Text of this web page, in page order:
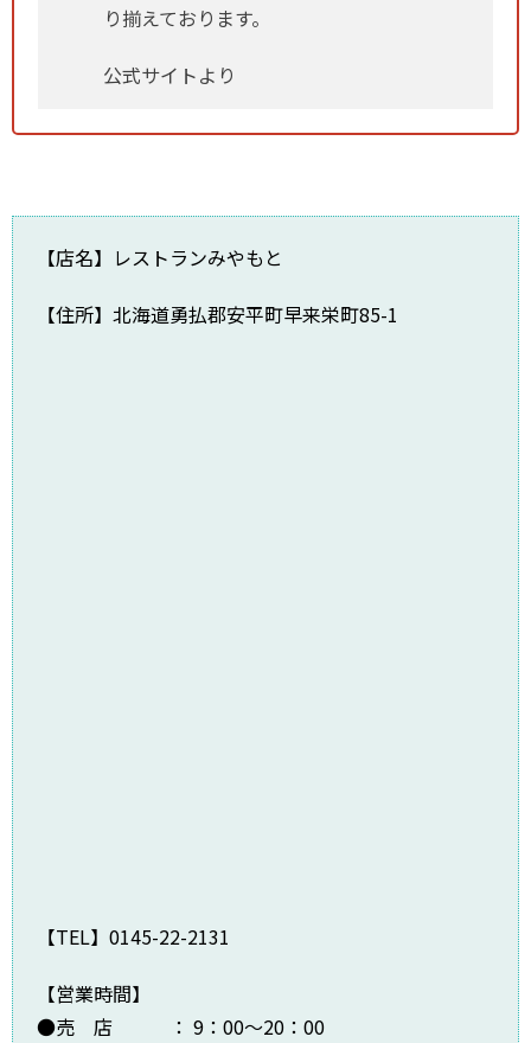
り揃えております。
公式サイトより
【店名】レストランみやもと
【住所】北海道勇払郡安平町早来栄町85-1
【TEL】0145-22-2131
【営業時間】
●売 店 ： 9：00～20：00